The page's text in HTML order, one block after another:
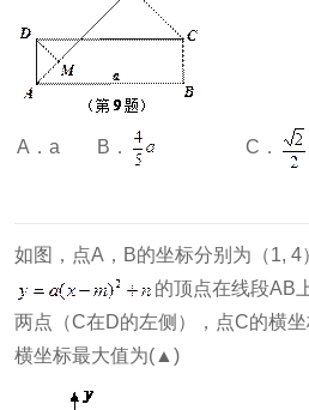
A．a B． C．
如图，点A，B的坐标分别为（1, 4
的顶点在线段AB
两点（C在D的左侧），点C的横
横坐标最大值为(▲)